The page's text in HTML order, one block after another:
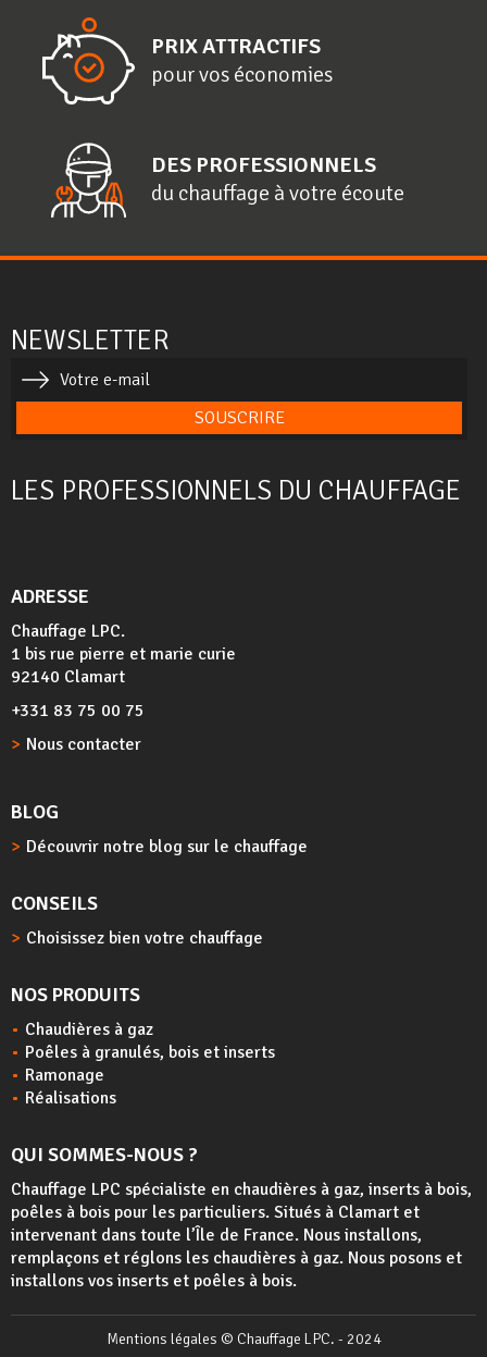
PRIX ATTRACTIFS
pour vos économies
DES PROFESSIONNELS
du chauffage à votre écoute
NEWSLETTER
SOUSCRIRE
LES PROFESSIONNELS DU CHAUFFAGE
ADRESSE
Chauffage LPC.
1 bis rue pierre et marie curie
92140 Clamart
+331 83 75 00 75
Nous contacter
BLOG
Découvrir notre blog sur le chauffage
CONSEILS
Choisissez bien votre chauffage
NOS PRODUITS
Chaudières à gaz
Poêles à granulés, bois et inserts
Ramonage
Réalisations
QUI SOMMES-NOUS ?
Chauffage LPC spécialiste en chaudières à gaz, inserts à bois,
poêles à bois pour les particuliers. Situés à Clamart et
intervenant dans toute l’Île de France. Nous installons,
remplaçons et réglons les chaudières à gaz. Nous posons et
installons vos inserts et poêles à bois.
Mentions légales © Chauffage LPC. - 2024